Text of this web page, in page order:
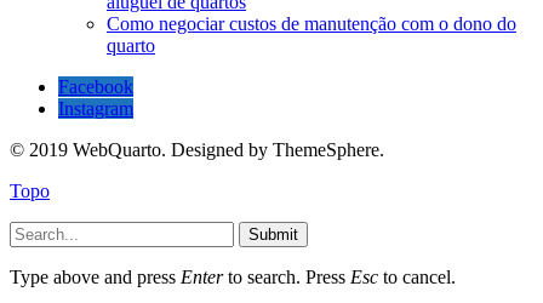
Como negociar custos de manutenção com o dono do
quarto
Facebook
Instagram
© 2019 WebQuarto. Designed by ThemeSphere.
Topo
Submit
Type above and press Enterto search. Press Esc to cancel.